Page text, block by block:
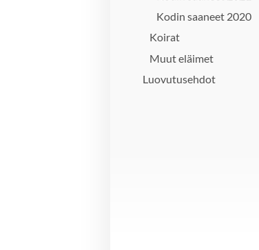
Kodin saaneet 2020
Koirat
Muut eläimet
Luovutusehdot